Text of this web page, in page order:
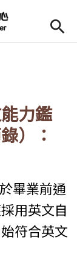
力鑑
）：
畢業前通
用英文自
符合英文